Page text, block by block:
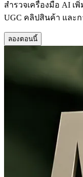
สำรวจเครื่องมือ AI เ
UGC คลิปสินค้า และ
ลองตอนนี้